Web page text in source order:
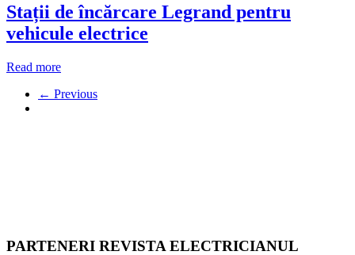
Stații de încărcare Legrand pentru
vehicule electrice
Read more
← Previous
PARTENERI REVISTA ELECTRICIANUL